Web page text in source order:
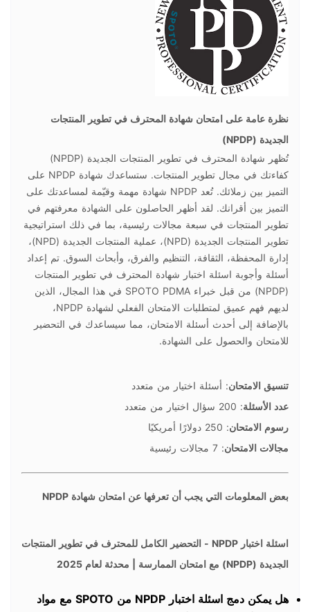
نظرة عامة على امتحان شهادة المحترف في تطوير المنتجات
الجديدة (NPDP)
تُظهر شهادة المحترف في تطوير المنتجات الجديدة (NPDP)
كفاءتك في مجال تطوير المنتجات. ستساعدك شهادة NPDP على
التميز بين زملائك. تُعد NPDP شهادة مهمة وقيّمة لمساعدتك على
التميز بين أقرانك. لقد أظهر الحاصلون على الشهادة معرفتهم في
تطوير المنتجات في سبعة مجالات رئيسية، بما في ذلك استراتيجية
تطوير المنتجات الجديدة (NPD)، عملية المنتجات الجديدة (NPD)،
إدارة المحفظة، الثقافة، التنظيم والفرق، وأبحاث السوق. تم إعداد
أسئلة وأجوبة اسئلة اختبار شهادة المحترف في تطوير المنتجات
(NPDP) من قبل خبراء SPOTO PDMA في هذا المجال، الذين
لديهم فهم عميق لمتطلبات الامتحان الفعلي لشهادة NPDP،
بالإضافة إلى أحدث أسئلة الامتحان، مما سيساعدك في التحضير
للامتحان والحصول على الشهادة.
تنسيق الامتحان: أسئلة اختيار من متعدد
عدد الأسئلة: 200 سؤال اختيار من متعدد
رسوم الامتحان: 250 دولارًا أمريكيًا
مجالات الامتحان: 7 مجالات رئيسية
بعض المعلومات التي يجب أن تعرفها عن امتحان شهادة NPDP
اسئلة اختبار NPDP - التحضير الكامل للمحترف في تطوير المنتجات
الجديدة (NPDP) مع امتحان الممارسة | محدثة لعام 2025
هل يمكن دمج اسئلة اختبار NPDP من SPOTO مع مواد